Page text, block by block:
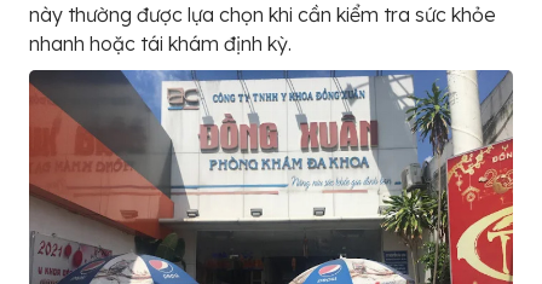
này thường được lựa chọn khi cần kiểm tra sức khỏe
nhanh hoặc tái khám định kỳ.